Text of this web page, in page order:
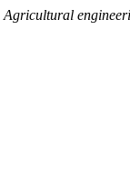
Agricultural